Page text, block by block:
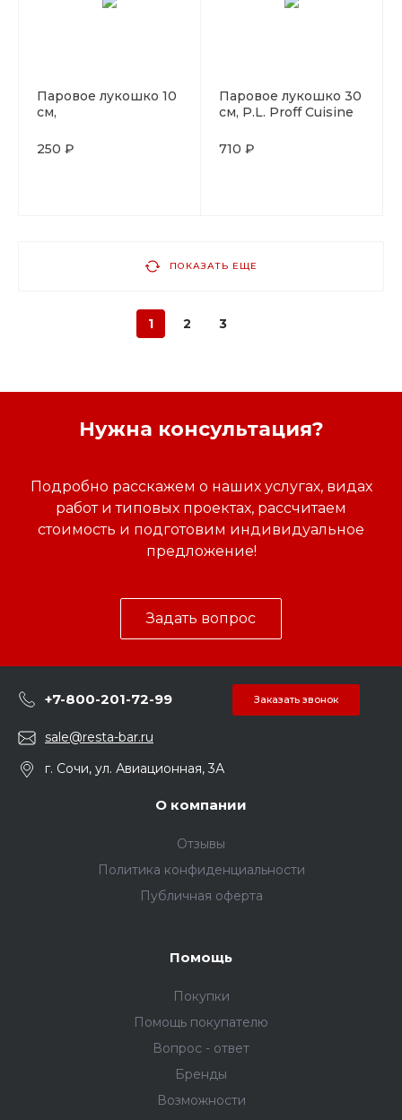
Паровое лукошко 10
см,
250 ₽
Паровое лукошко 30
см, P.L. Proff Cuisine
710 ₽
ПОКАЗАТЬ ЕЩЕ
1 2 3
Нужна консультация?
Подробно расскажем о наших услугах, видах
работ и типовых проектах, рассчитаем
стоимость и подготовим индивидуальное
предложение!
Задать вопрос
+7-800-201-72-99 Заказать звонок
sale@resta-bar.ru
г. Сочи, ул. Авиационная, 3А
О компании
Отзывы
Политика конфиденциальности
Публичная оферта
Помощь
Покупки
Помощь покупателю
Вопрос - ответ
Бренды
Возможности